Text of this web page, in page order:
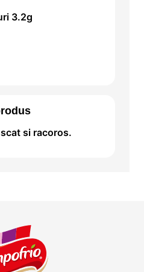
3.2g
si racoros.